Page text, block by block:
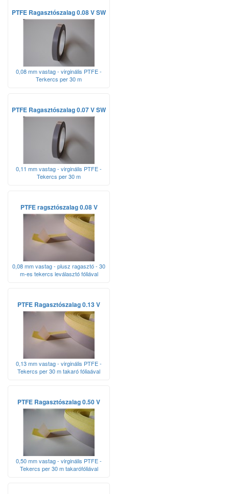
PTFE Ragasztószalag 0.08 V SW
0,08 mm vastag - virginális PTFE -
Terkercs per 30 m
PTFE Ragasztószalag 0.07 V SW
0,11 mm vastag - virginális PTFE -
Tekercs per 30 m
PTFE ragsztószalag 0.08 V
0,08 mm vastag - plusz ragasztó - 30
m-es tekercs leválasztó fóliával
PTFE Ragasztószalag 0.13 V
0,13 mm vastag - virginális PTFE -
Tekercs per 30 m takaró fóliaával
PTFE Ragasztószalag 0.50 V
0,50 mm vastag - virginális PTFE -
Tekercs per 30 m takarófóliával